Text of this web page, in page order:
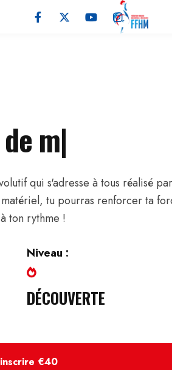
qui s'adresse à tous réalisé
tu pourras renforcer ta
ton rythme !
Niveau :
DÉCOUVERTE
€40